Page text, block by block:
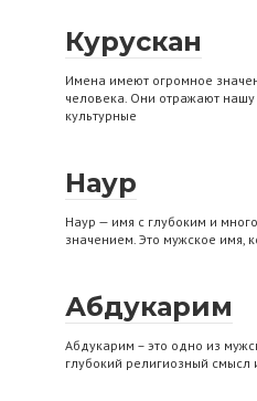
Курускан
Имена имеют огромное
человека. Они отражают
культурные
Наур
Наур — имя с глубоким и
значением. Это мужское имя,
Абдукарим
Абдукарим – это одно из
глубокий религиозный смысл